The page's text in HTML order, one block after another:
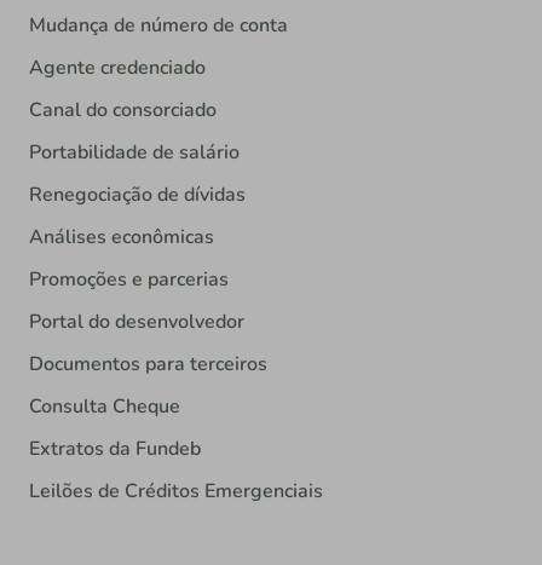
Mudança de número de conta
Agente credenciado
Canal do consorciado
Portabilidade de salário
Renegociação de dívidas
Análises econômicas
Promoções e parcerias
Portal do desenvolvedor
Documentos para terceiros
Consulta Cheque
Extratos da Fundeb
Leilões de Créditos Emergenciais